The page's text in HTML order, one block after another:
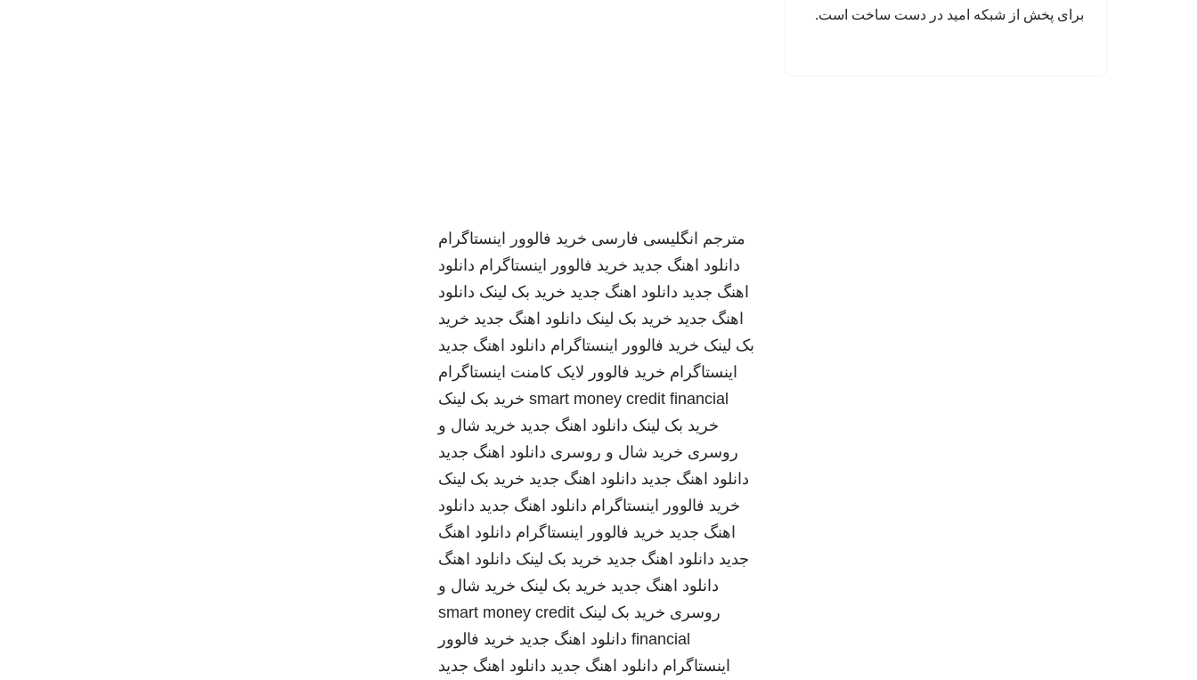
برای پخش از شبکه امید در دست ساخت است.
مترجم انگلیسی فارسی خرید فالوور اینستاگرام
دانلود اهنگ جدید خرید فالوور اینستاگرام دانلود
اهنگ جدید دانلود اهنگ جدید خرید بک لینک دانلود
اهنگ جدید خرید بک لینک دانلود اهنگ جدید خرید
بک لینک خرید فالوور اینستاگرام دانلود اهنگ جدید
اینستاگرام خرید فالوور لایک کامنت اینستاگرام
smart money credit financial خرید بک لینک
خرید بک لینک دانلود اهنگ جدید خرید شال و
روسری خرید شال و روسری دانلود اهنگ جدید
دانلود اهنگ جدید دانلود اهنگ جدید خرید بک لینک
خرید فالوور اینستاگرام دانلود اهنگ جدید دانلود
اهنگ جدید خرید فالوور اینستاگرام دانلود اهنگ
جدید دانلود اهنگ جدید خرید بک لینک دانلود اهنگ
دانلود اهنگ جدید خرید بک لینک خرید شال و
روسری خرید بک لینک smart money credit
financial دانلود اهنگ جدید خرید فالوور
اینستاگرام دانلود اهنگ جدید دانلود اهنگ جدید